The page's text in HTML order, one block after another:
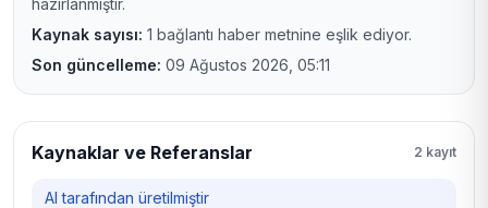
hazırlanmıştır.
Kaynak sayısı: 1 bağlantı haber metnine eşlik ediyor.
Son güncelleme: 09 Ağustos 2026, 05:11
Kaynaklar ve Referanslar 2 kayıt
AI tarafından üretilmiştir